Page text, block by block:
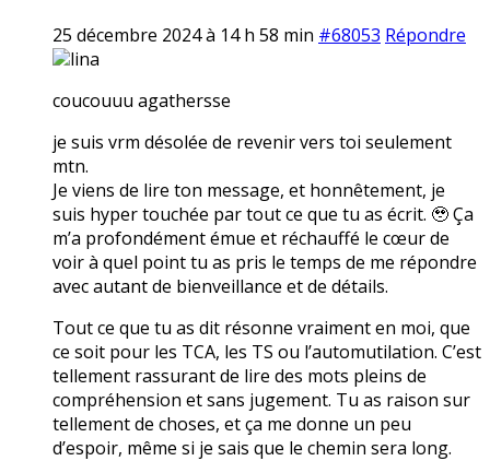
25 décembre 2024 à 14 h 58 min #68053 Répondre
lina
coucouuu agathersse
je suis vrm désolée de revenir vers toi seulement
mtn.
Je viens de lire ton message, et honnêtement, je
suis hyper touchée par tout ce que tu as écrit. 🥹 Ça
m’a profondément émue et réchauffé le cœur de
voir à quel point tu as pris le temps de me répondre
avec autant de bienveillance et de détails.
Tout ce que tu as dit résonne vraiment en moi, que
ce soit pour les TCA, les TS ou l’automutilation. C’est
tellement rassurant de lire des mots pleins de
compréhension et sans jugement. Tu as raison sur
tellement de choses, et ça me donne un peu
d’espoir, même si je sais que le chemin sera long.